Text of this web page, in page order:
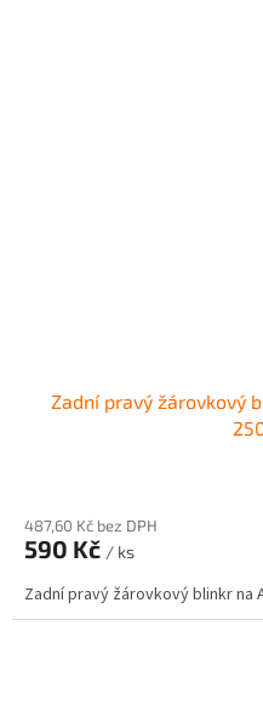
Zadní pravý žárovkový
487,60 Kč bez DPH
590 Kč / ks
Zadní pravý žárovkový blinkr na